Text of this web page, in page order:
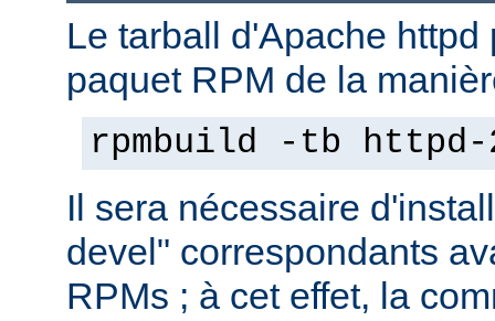
Le tarball d'Apache
paquet RPM de la
rpmbuild -tb
Il sera nécessaire
devel" correspondants
RPMs ; à cet effet, la